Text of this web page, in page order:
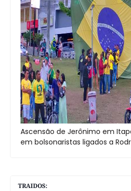
Ascensão de Jerônimo em
em bolsonaristas ligados a
TRAIDOS: